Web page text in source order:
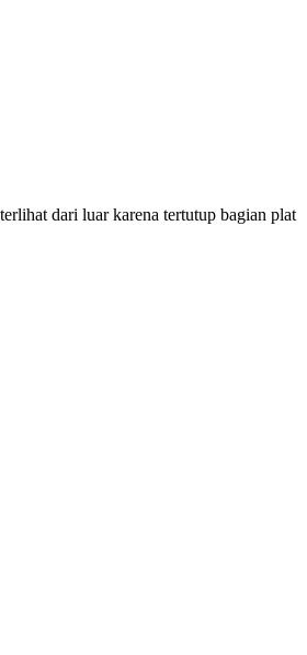
dari luar karena tertutup bagian plat